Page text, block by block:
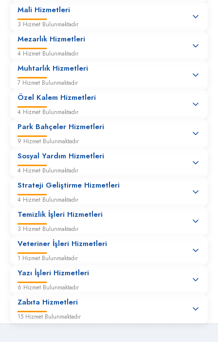
Hasar Tespitleri
Hasarlı veya metruk bina tedbir talepleri
Hız Kesici Talepleri
Hidrolik duba bakım, onarım ve arıza giderme
talepleri
Mevcut yola mıcır serilmesi
Molozların Alınması
Muhtarlık ve kamu binaları için ilave sundurma ve
kapama işleri
Okullardan gelen saha çizim talepleri
Mali Hizmetleri
3 Hizmet Bulunmaktadır
Mezarlık Hizmetleri
4 Hizmet Bulunmaktadır
Muhtarlık Hizmetleri
7 Hizmet Bulunmaktadır
Özel Kalem Hizmetleri
4 Hizmet Bulunmaktadır
Park Bahçeler Hizmetleri
9 Hizmet Bulunmaktadır
Sosyal Yardım Hizmetleri
4 Hizmet Bulunmaktadır
Strateji Geliştirme Hizmetleri
4 Hizmet Bulunmaktadır
Temizlik İşleri Hizmetleri
3 Hizmet Bulunmaktadır
Veteriner İşleri Hizmetleri
1 Hizmet Bulunmaktadır
Yazı İşleri Hizmetleri
6 Hizmet Bulunmaktadır
Zabıta Hizmetleri
15 Hizmet Bulunmaktadır